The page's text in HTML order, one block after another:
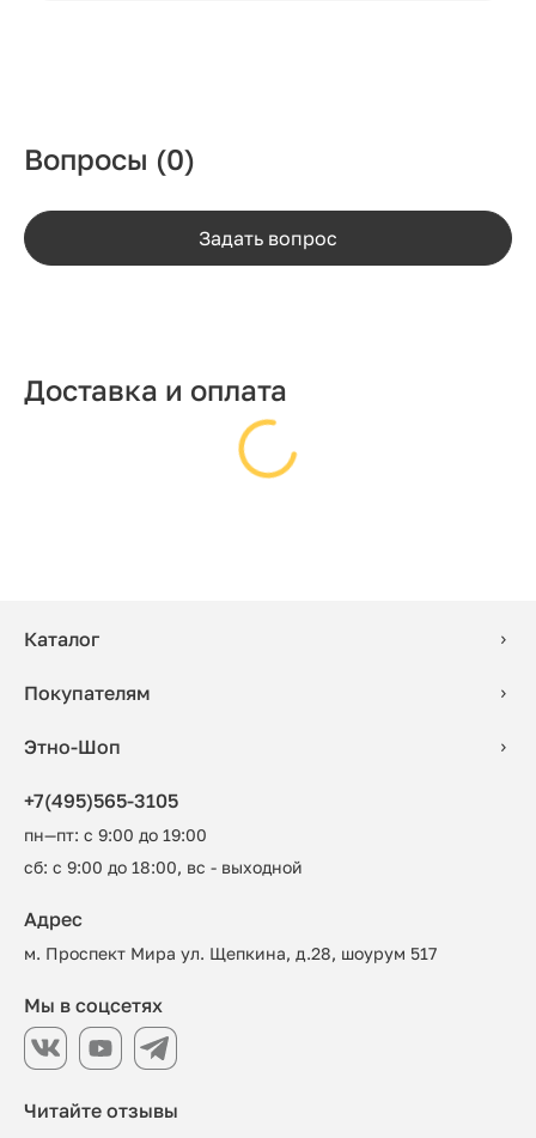
Вопросы (0)
Задать вопрос
Доставка и оплата
Каталог
Покупателям
Этно-Шоп
+7(495)565-3105
пн—пт: с 9:00 до 19:00
сб: с 9:00 до 18:00, вс - выходной
Читайте отзывы
Адрес
м. Проспект Мира ул. Щепкина, д.28, шоурум 517
Мы в соцсетях